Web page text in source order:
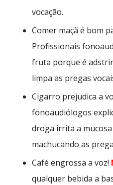
vocação.
Comer maçã é bom
Profissionais
fruta porque é
limpa as pregas
Cigarro prejudica a
fonoaudiólogos
droga irrita a
machucando as
Café engrossa a voz!
qualquer bebida a